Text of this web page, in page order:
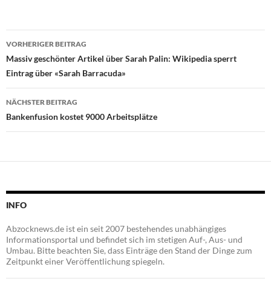
Beitragsnavigation
VORHERIGER BEITRAG
Massiv geschönter Artikel über Sarah Palin: Wikipedia sperrt
Eintrag über «Sarah Barracuda»
NÄCHSTER BEITRAG
Bankenfusion kostet 9000 Arbeitsplätze
INFO
Abzocknews.de ist ein seit 2007 bestehendes unabhängiges
Informationsportal und befindet sich im stetigen Auf-, Aus- und
Umbau. Bitte beachten Sie, dass Einträge den Stand der Dinge zum
Zeitpunkt einer Veröffentlichung spiegeln.